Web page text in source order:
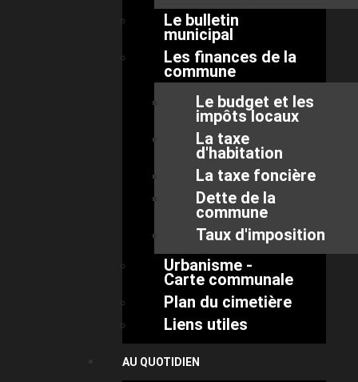
Le bulletin
municipal
Les finances de la
commune
Le budget et les
impôts locaux
La taxe
d'habitation
La taxe foncière
Dette de la
commune
Taux d'imposition
Urbanisme -
Carte communale
Plan du cimetière
Liens utiles
AU QUOTIDIEN